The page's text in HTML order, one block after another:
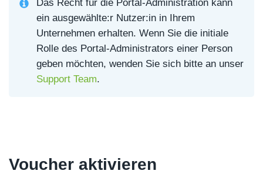
Das Recht für die Portal-Administration kann
ein ausgewählte:r Nutzer:in in Ihrem
Unternehmen erhalten. Wenn Sie die initiale
Rolle des Portal-Administrators einer Person
geben möchten, wenden Sie sich bitte an unser
Support Team.
Voucher aktivieren